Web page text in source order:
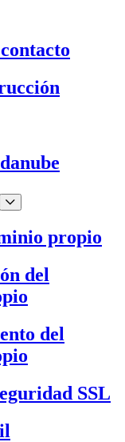
propio
del
del
SSL